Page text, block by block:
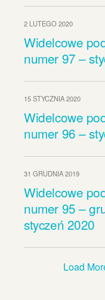
2 LUTEGO 2020
Widelcowe
numer 97 –
15 STYCZNIA 2020
Widelcowe
numer 96 –
31 GRUDNIA 2019
Widelcowe
numer 95 –
styczeń 2020
Load